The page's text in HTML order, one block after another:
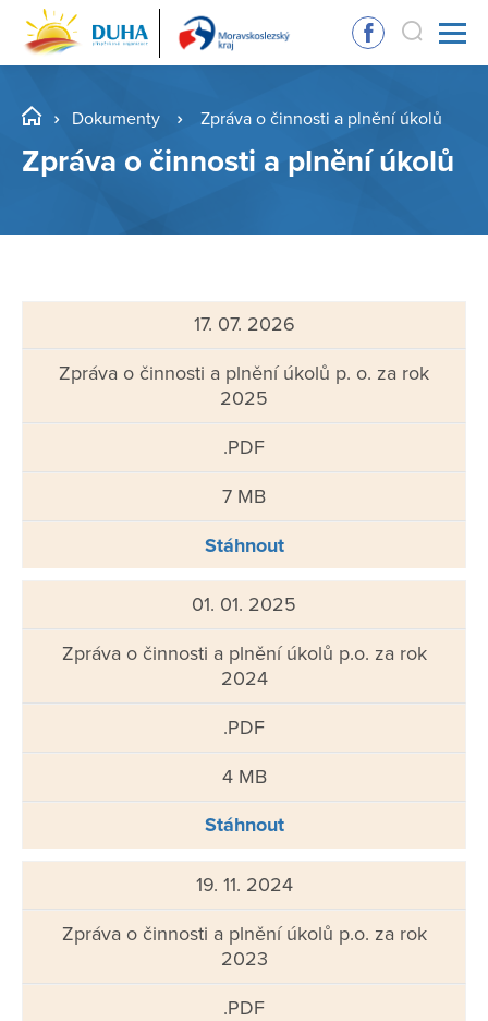
Dokumenty Zpráva o činnosti a plnění úkolů
Zpráva o činnosti a plnění úkolů
17. 07. 2026
Zpráva o činnosti a plnění úkolů p. o. za rok
2025
.PDF
7 MB
Stáhnout
01. 01. 2025
Zpráva o činnosti a plnění úkolů p.o. za rok
2024
.PDF
4 MB
Stáhnout
19. 11. 2024
Zpráva o činnosti a plnění úkolů p.o. za rok
2023
.PDF